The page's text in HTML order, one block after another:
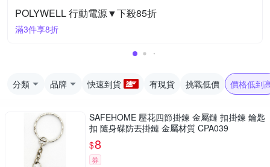
POLYWELL 行動電源▼下殺85折
滿3件享8折
分類 品牌 快速到貨 有現貨 挑戰低價 價格低到
SAFEHOME 壓花四節掛鍊 金屬鏈 扣掛鍊 鑰匙
扣 隨身碟防丟掛鏈 金屬材質 CPA039
$8
券